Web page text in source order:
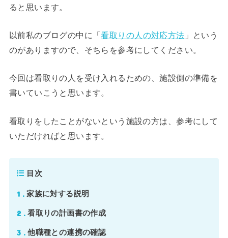
ると思います。
以前私のブログの中に「看取りの人の対応方法 」という
のがありますので、そちらを参考にしてください。
今回は看取りの人を受け入れるための、施設側の準備を
書いていこうと思います。
看取りをしたことがないという施設の方は、参考にして
いただければと思います。
目次
1 家族に対する説明
2 看取りの計画書の作成
3 他職種との連携の確認